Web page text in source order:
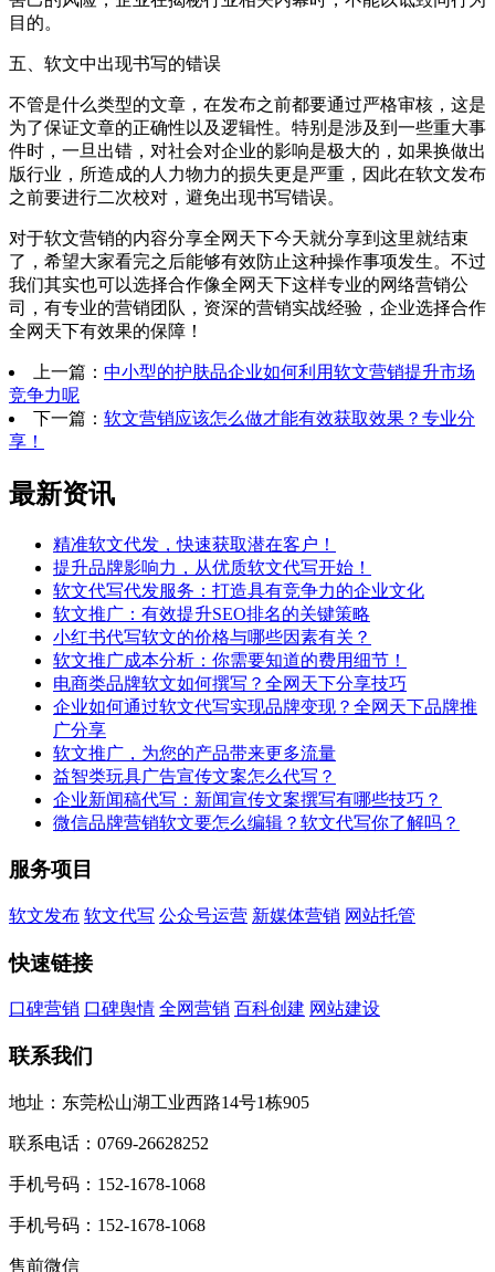
目的。
五、软文中出现书写的错误
不管是什么类型的文章，在发布之前都要通过严格审核，这是
为了保证文章的正确性以及逻辑性。特别是涉及到一些重大事
件时，一旦出错，对社会对企业的影响是极大的，如果换做出
版行业，所造成的人力物力的损失更是严重，因此在软文发布
之前要进行二次校对，避免出现书写错误。
对于软文营销的内容分享全网天下今天就分享到这里就结束
了，希望大家看完之后能够有效防止这种操作事项发生。不过
我们其实也可以选择合作像全网天下这样专业的网络营销公
司，有专业的营销团队，资深的营销实战经验，企业选择合作
全网天下有效果的保障！
上一篇： 中小型的护肤品企业如何利用软文营销提升市场
竞争力呢
下一篇： 软文营销应该怎么做才能有效获取效果？专业分
享！
最新资讯
精准软文代发，快速获取潜在客户！
提升品牌影响力，从优质软文代写开始！
软文代写代发服务：打造具有竞争力的企业文化
软文推广：有效提升SEO排名的关键策略
小红书代写软文的价格与哪些因素有关？
软文推广成本分析：你需要知道的费用细节！
电商类品牌软文如何撰写？全网天下分享技巧
企业如何通过软文代写实现品牌变现？全网天下品牌推
广分享
软文推广，为您的产品带来更多流量
益智类玩具广告宣传文案怎么代写？
企业新闻稿代写：新闻宣传文案撰写有哪些技巧？
微信品牌营销软文要怎么编辑？软文代写你了解吗？
服务项目
软文发布 软文代写 公众号运营 新媒体营销 网站托管
快速链接
口碑营销 口碑舆情 全网营销 百科创建 网站建设
联系我们
地址：东莞松山湖工业西路14号1栋905
联系电话：0769-26628252
手机号码：152-1678-1068
手机号码：152-1678-1068
售前微信